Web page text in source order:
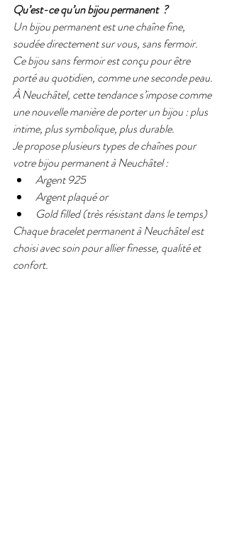
Qu’est-ce qu’un bijou permanent  ?
Un bijou permanent est une chaîne fine,
soudée directement sur vous, sans fermoir.
Ce bijou sans fermoir est conçu pour être
porté au quotidien, comme une seconde peau.
À Neuchâtel, cette tendance s’impose comme
une nouvelle manière de porter un bijou : plus
intime, plus symbolique, plus durable.
Je propose plusieurs types de chaînes pour
votre bijou permanent à Neuchâtel :
Argent 925
Argent plaqué or
Gold filled (très résistant dans le temps)
Chaque bracelet permanent à Neuchâtel est
choisi avec soin pour allier finesse, qualité et
confort.